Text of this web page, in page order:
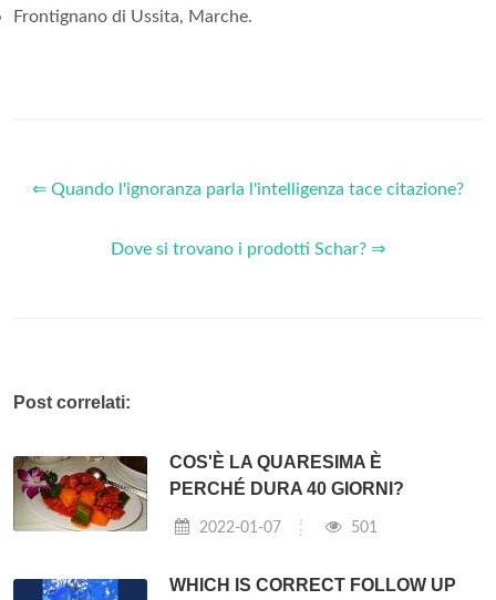
Frontignano di Ussita, Marche.
⇐ Quando l'ignoranza parla l'intelligenza tace citazione?
Dove si trovano i prodotti Schar? ⇒
Post correlati:
COS'È LA QUARESIMA È
PERCHÉ DURA 40 GIORNI?
2022-01-07 501
WHICH IS CORRECT FOLLOW UP